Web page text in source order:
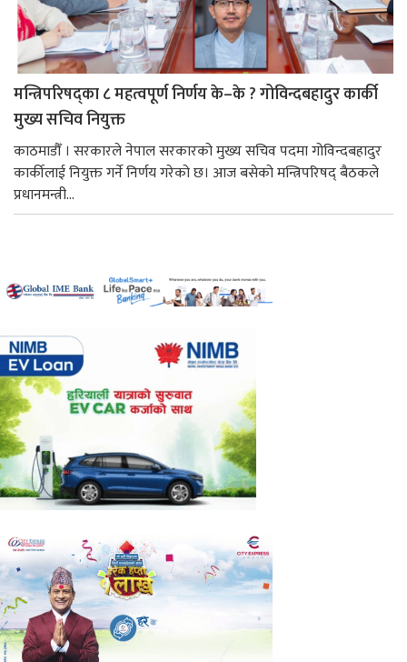
मन्त्रिपरिषद्का ८ महत्वपूर्ण निर्णय के–के ? गोविन्दबहादुर कार्की
मुख्य सचिव नियुक्त
काठमाडौँ । सरकारले नेपाल सरकारको मुख्य सचिव पदमा गोविन्दबहादुर
कार्कीलाई नियुक्त गर्ने निर्णय गरेको छ। आज बसेको मन्त्रिपरिषद् बैठकले
प्रधानमन्त्री...